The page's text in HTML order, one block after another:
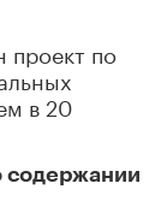
проект по
в 20
содержании